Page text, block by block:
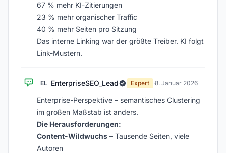
67 % mehr KI-Zitierungen
23 % mehr organischer Traffic
40 % mehr Seiten pro Sitzung
Das interne Linking war der größte Treiber. KI folgt
Link-Mustern.
EL EnterpriseSEO_Lead Expert ·8. Januar 2026
Enterprise-Perspektive – semantisches Clustering
im großen Maßstab ist anders.
Die Herausforderungen:
Content-Wildwuchs – Tausende Seiten, viele
Autoren